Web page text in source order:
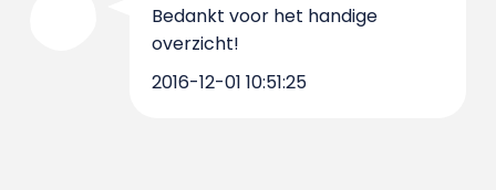
Bedankt voor het handige
overzicht!
2016-12-01 10:51:25